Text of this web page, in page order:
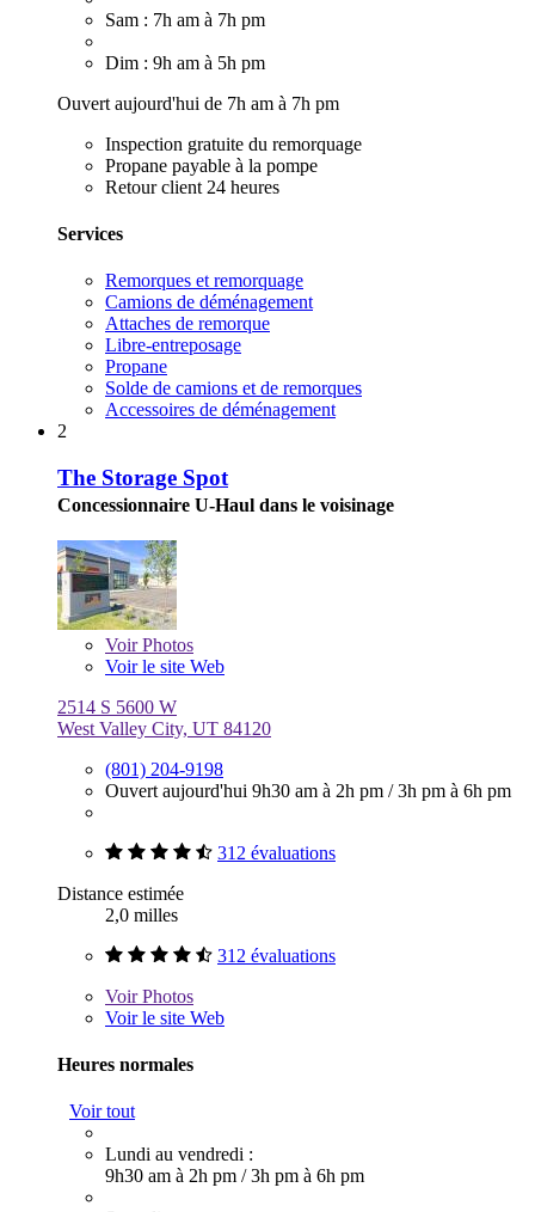
Sam : 7h am à 7h pm
Dim : 9h am à 5h pm
Ouvert aujourd'hui de 7h am à 7h pm
Inspection gratuite du remorquage
Propane payable à la pompe
Retour client 24 heures
Services
Remorques et remorquage
Camions de déménagement
Attaches de remorque
Libre-entreposage
Propane
Solde de camions et de remorques
Accessoires de déménagement
2
The Storage Spot
Concessionnaire U-Haul dans le voisinage
VoirPhotos
Voir le site Web
2514 S 5600 W
West Valley City, UT 84120
(801) 204-9198
Ouvert aujourd'hui 9h30 am à 2h pm /3h pm à 6h pm
312 évaluations
Distance estimée
2,0 milles
312 évaluations
VoirPhotos
Voir le site Web
Heures normales
Voir tout
Lundi au vendredi :
9h30 am à 2h pm /3h pm à 6h pm